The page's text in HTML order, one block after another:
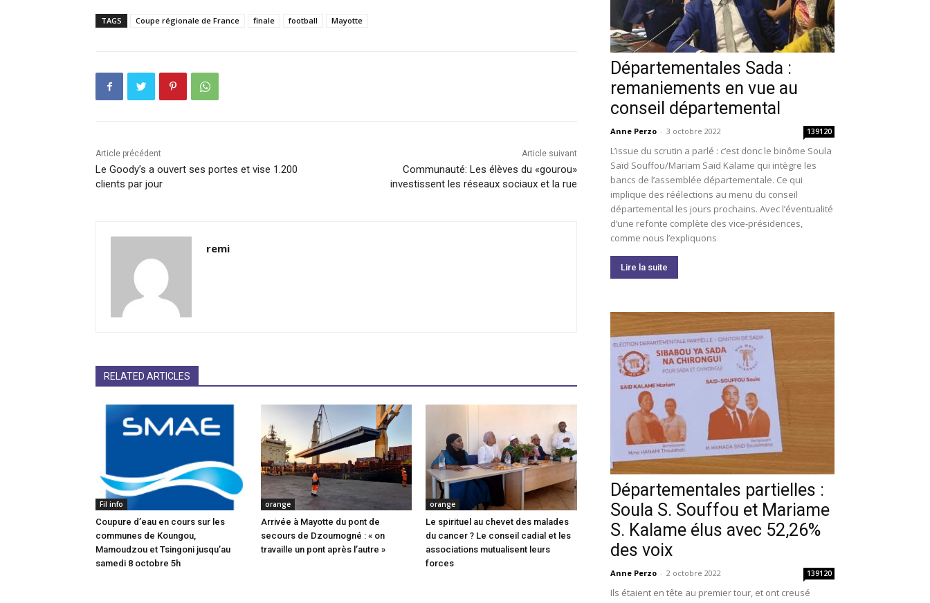
TAGS Coupe régionale de France finale football Mayotte
Article précédent
Le Goody’s a ouvert ses portes et vise 1.200
clients par jour
Article suivant
Communauté: Les élèves du «gourou»
investissent les réseaux sociaux et la rue
remi
RELATED ARTICLES
Fil info
Coupure d’eau en cours sur les
communes de Koungou,
Mamoudzou et Tsingoni jusqu’au
samedi 8 octobre 5h
orange
Arrivée à Mayotte du pont de
secours de Dzoumogné : « on
travaille un pont après l’autre »
orange
Le spirituel au chevet des malades
du cancer ? Le conseil cadial et les
associations mutualisent leurs
forces
Départementales Sada :
remaniements en vue au
conseil départemental
Anne Perzo - 3 octobre 2022 139120
L’issue du scrutin a parlé : c’est donc le binôme Soula
Saïd Souffou/Mariam Saïd Kalame qui intègre les
bancs de l’assemblée départementale. Ce qui
implique des réélections au menu du conseil
départemental les jours prochains. Avec l’éventualité
d’une refonte complète des vice-présidences,
comme nous l’expliquons
Lire la suite
Départementales partielles :
Soula S. Souffou et Mariame
S. Kalame élus avec 52,26%
des voix
Anne Perzo - 2 octobre 2022 139120
Ils étaient en tête au premier tour, et ont creusé